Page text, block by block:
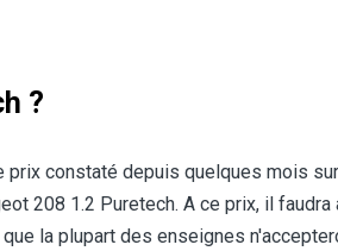
?
prix constaté depuis quelques mois
208 1.2 Puretech. A ce prix, il faudra
la plupart des enseignes